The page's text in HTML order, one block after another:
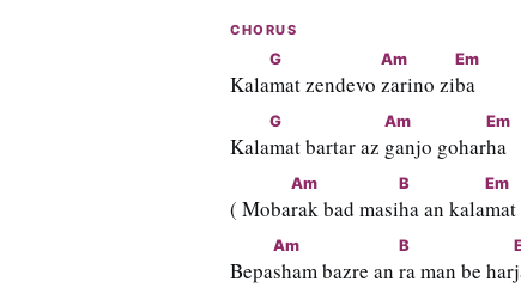
CHORUS
Kala
G
mat zendevo
Am
zarino zi
Em
ba
Kala
G
mat bartar az
Am
ganjo gohar
Em
ha
( Moba
Am
rak bad masi
B
ha an kala
Em
mat
Bepa
Am
sham bazre an
B
ra man be har